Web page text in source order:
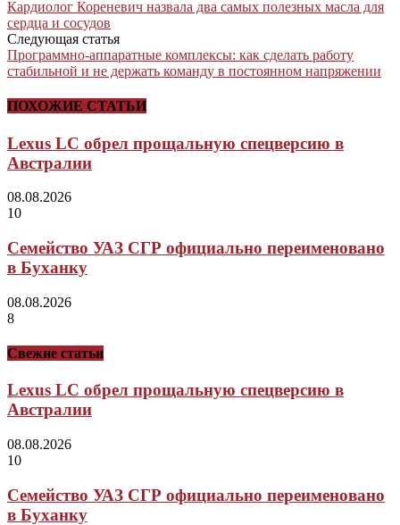
Кардиолог Кореневич назвала два самых полезных масла для
сердца и сосудов
Следующая статья
Программно-аппаратные комплексы: как сделать работу
стабильной и не держать команду в постоянном напряжении
ПОХОЖИЕ СТАТЬИ
Lexus LC обрел прощальную спецверсию в
Австралии
08.08.2026
10
Семейство УАЗ СГР официально переименовано
в Буханку
08.08.2026
8
Свежие статьи
Lexus LC обрел прощальную спецверсию в
Австралии
08.08.2026
10
Семейство УАЗ СГР официально переименовано
в Буханку